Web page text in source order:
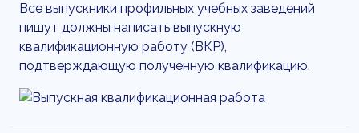
Все выпускники профильных учебных заведений
пишут должны написать выпускную
квалификационную работу (ВКР),
подтверждающую полученную квалификацию.